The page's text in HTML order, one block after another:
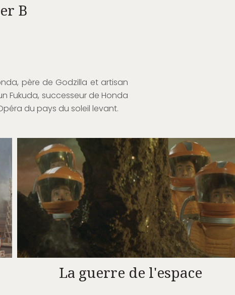
B
père de Godzilla et artisan
Fukuda, successeur de Honda
du pays du soleil levant.
La guerre de l'espace